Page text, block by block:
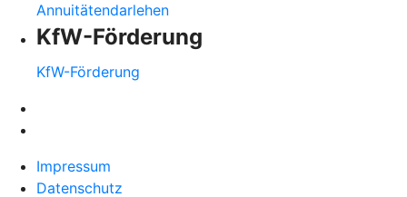
Annuitätendarlehen
KfW-Förderung
KfW-Förderung
Impressum
Datenschutz